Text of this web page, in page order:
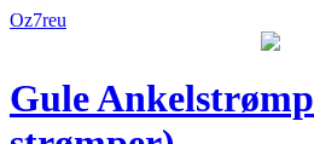
Oz7reu
Gule